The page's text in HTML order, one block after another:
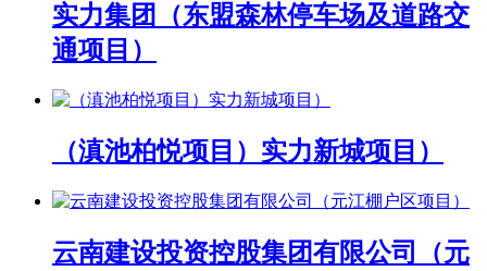
实力集团（东盟森林停车场及道路交
通项目）
（滇池柏悦项目）实力新城项目）
云南建设投资控股集团有限公司（元